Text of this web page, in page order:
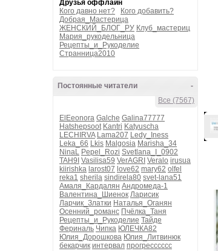
Друзья оффлайн
Кого давно нет?
Кого добавить?
Добрая_Мастерица
ЖЕНСКИЙ_БЛОГ_РУ Клуб_мастериц
Мария_рукодельница
Рецепты_и_Рукоделие
Странница2010
-
Постоянные читатели
Все (7567)
ElEeonora Galche Galina77777
Hatshepsoot Kantri Katyuscha
LECHIRVA Lama207 Ledy_Iness
Leka_66 Lkis Malgosia Marisha_34
NinaL Pepel_Rozi Svetlana_I_0902
TAH9I Vasilisa59 VerAGRI Veralo irusua
kiirishka larost07 love62 mary62 olfel
reka1 sherila sindirela80 svet-lana51
Амаля_Кардалян Андромеда-1
Валентина_Шиенок Ларисик
Ларчик_Златки Наталья_Оганян
Осенний_романс Пчёлка_Таня
Рецепты_и_Рукоделие Тайде
Фериналь Чипка ЮЛЕЧКА82
Юлия_Дорошкова Юлия_Литвинюк
бекарчик интервал прогресссссс